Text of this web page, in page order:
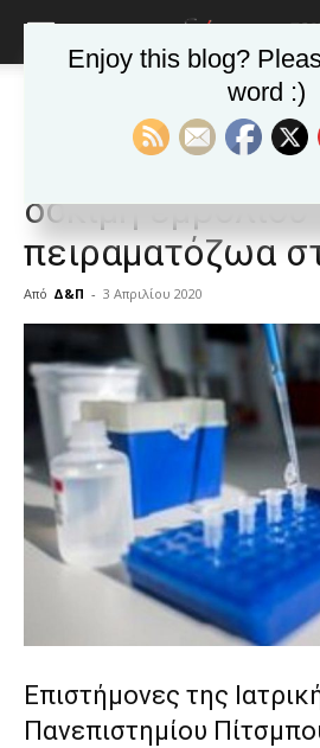
Κόσμος
Κορωνοϊός:
δοκιμή
πειραματόζωα
Από Δ&Π - 3 Απριλίου 2020
lesbians
very
hot
cam
show.desi
xxx
brandi
lyons
teaches
pain.
pornhun
Επιστήμονες της
Πανεπιστημίου
Enjoy this blog?
word :)